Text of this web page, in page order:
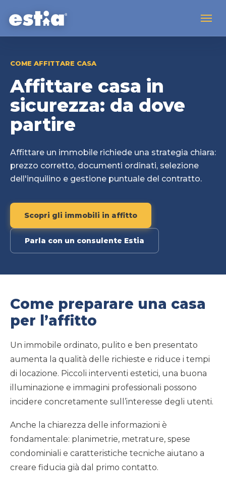
COME AFFITTARE CASA
Affittare casa in
sicurezza: da dove
partire
Affittare un immobile richiede una strategia chiara:
prezzo corretto, documenti ordinati, selezione
dell'inquilino e gestione puntuale del contratto.
Scopri gli immobili in affitto
Parla con un consulente Estia
Come preparare una casa
per l’affitto
Un immobile ordinato, pulito e ben presentato
aumenta la qualità delle richieste e riduce i tempi
di locazione. Piccoli interventi estetici, una buona
illuminazione e immagini professionali possono
incidere concretamente sull’interesse degli utenti.
Anche la chiarezza delle informazioni è
fondamentale: planimetrie, metrature, spese
condominiali e caratteristiche tecniche aiutano a
creare fiducia già dal primo contatto.